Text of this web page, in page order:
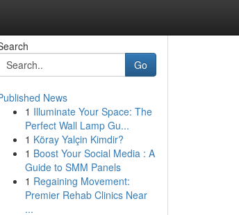
Go
News
1 Illuminate Your Space: The
Perfect Wall Lamp Gu...
1 Köray Yalçin Kimdir?
1 Boost Your Social Media : A
Guide to SMM Panels
1 Regaining Movement:
Premier Rehab Clinics Near
...